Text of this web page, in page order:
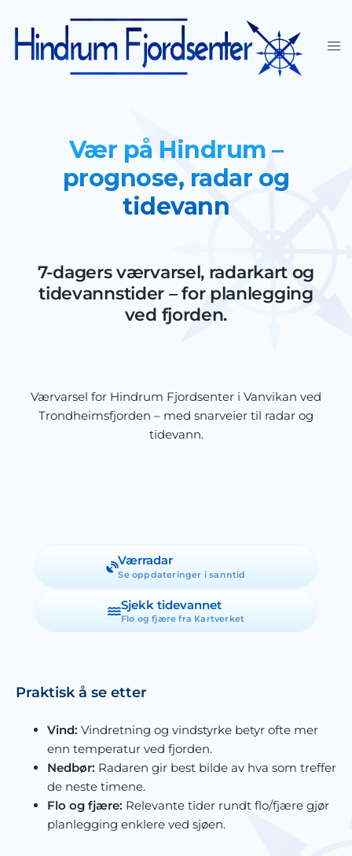
Vær på Hindrum –
prognose, radar og
tidevann
7-dagers værvarsel, radarkart og
tidevannstider – for planlegging
ved fjorden.
Værvarsel for Hindrum Fjordsenter i Vanvikan ved
Trondheimsfjorden – med snarveier til radar og
tidevann.
Værradar
Se oppdateringer i sanntid
Sjekk tidevannet
Flo og fjære fra Kartverket
Praktisk å se etter
Vind: Vindretning og vindstyrke betyr ofte mer
enn temperatur ved fjorden.
Nedbør: Radaren gir best bilde av hva som treffer
de neste timene.
Flo og fjære: Relevante tider rundt flo/fjære gjør
planlegging enklere ved sjøen.